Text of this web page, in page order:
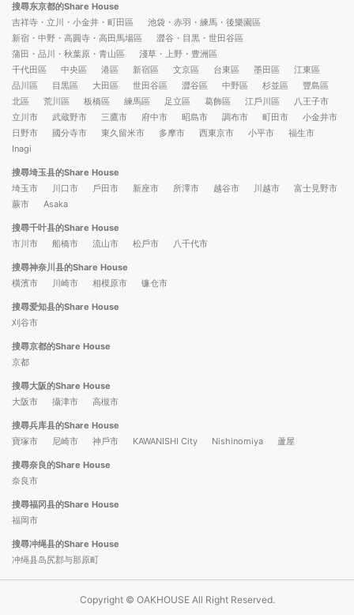
搜尋东京都的Share House
吉祥寺・立川・小金井・町田區
池袋・赤羽・練馬・後樂園區
新宿・中野・高圓寺・高田馬場區
澀谷・目黒・世田谷區
蒲田・品川・秋葉原・青山區
淺草・上野・豊洲區
千代田區
中央區 港區 新宿區 文京區 台東區 墨田區
江東區
品川區
目黒區 大田區 世田谷區 澀谷區 中野區 杉並區
豐島區
北區
荒川區 板橋區 練馬區 足立區 葛飾區 江戶川區
八王子市
立川市
武蔵野市 三鷹市 府中市 昭島市 調布市 町田市
小金井市
日野市
國分寺市 東久留米市 多摩市 西東京市 小平市
福生市
Inagi
搜尋埼玉县的Share House
埼玉市
川口市 戶田市 新座市 所澤市 越谷市 川越市
富士見野市
蕨市
Asaka
搜尋千叶县的Share House
市川市
船橋市 流山市 松戶市 八千代市
搜尋神奈川县的Share House
橫濱市
川崎市 相模原市 镰仓市
搜尋爱知县的Share House
刈谷市
搜尋京都的Share House
京都
搜尋大阪的Share House
大阪市
攝津市 高槻市
搜尋兵库县的Share House
寶塚市
尼崎市 神戶市 KAWANISHI City Nishinomiya 蘆屋
搜尋奈良的Share House
奈良市
搜尋福冈县的Share House
福岡市
搜尋冲绳县的Share House
冲绳县岛尻郡与那原町
Copyright © OAKHOUSE All Right Reserved.